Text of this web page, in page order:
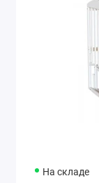
На складе